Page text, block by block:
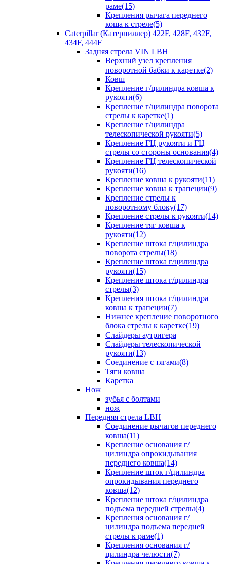
раме(15)
Крепления рычага переднего
коша к стреле(5)
Caterpillar (Катерпиллер) 422F, 428F, 432F,
434F, 444F
Задняя стрела VIN LBH
Верхний узел крепления
поворотной бабки к каретке(2)
Ковш
Крепление г/цилиндра ковша к
рукояти(6)
Крепление г/цилиндра поворота
стрелы к каретке(1)
Крепление г/цилиндра
телескопической рукояти(5)
Крепление ГЦ рукояти и ГЦ
стрелы со стороны основания(4)
Крепление ГЦ телескопической
рукояти(16)
Крепление ковша к рукояти(11)
Крепление ковша к трапеции(9)
Крепление стрелы к
поворотному блоку(17)
Крепление стрелы к рукояти(14)
Крепление тяг ковша к
рукояти(12)
Крепление штока г/цилиндра
поворота стрелы(18)
Крепление штока г/цилиндра
рукояти(15)
Крепление штока г/цилиндра
стрелы(3)
Крепления штока г/цилиндра
ковша к трапеции(7)
Нижнее крепление поворотного
блока стрелы к каретке(19)
Слайдеры аутригера
Слайдеры телескопической
рукояти(13)
Соединение с тягами(8)
Тяги ковша
Каретка
Нож
зубья с болтами
нож
Передняя стрела LBH
Cоединение рычагов переднего
ковша(11)
Крепление основания г/
цилиндра опрокидывания
переднего ковша(14)
Крепление шток г/цилиндра
опрокидывания переднего
ковша(12)
Крепление штока г/цилиндра
подъема передней стрелы(4)
Крепления основания г/
цилиндра подъема передней
стрелы к раме(1)
Крепления основания г/
цилиндра челюсти(7)